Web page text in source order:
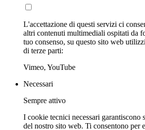
L'accettazione di questi servizi ci
altri contenuti multimediali ospitati da
tuo consenso, su questo sito web
di terze parti:
Vimeo, YouTube
Necessari
Sempre attivo
I cookie tecnici necessari garantiscono
del nostro sito web. Ti consentono per